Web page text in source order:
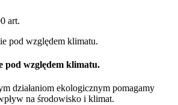
art.
pod względem klimatu.
działaniom ekologicznym pomagamy
na środowisko i klimat.